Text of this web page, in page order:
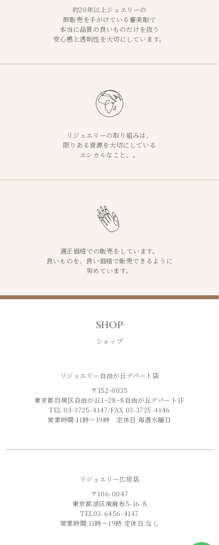
約20年以上ジュエリーの
卸販売を手がけている審美眼で
本当に品質の良いものだけを扱う
安心感と透明性を大切にしています。
リジュエリーの取り組みは、
限りある資源を大切にしている
エシカルなこと。。
適正価格での販売をしています。
良いものを、良い価格で販売できるように
努めています。
SHOP
ショップ
リジュエリー自由が丘デパート店
〒152-0035
東京都目黒区自由が丘1−28−8自由が丘デパート1F
TEL 03-3725-4147/FAX 03-3725-4146
営業時間:11時〜19時 定休日:毎週水曜日
リジュエリー広尾店
〒106-0047
東京都港区南麻布5-16-8
TEL03-6456-4147
営業時間:11時〜19時 定休日:なし